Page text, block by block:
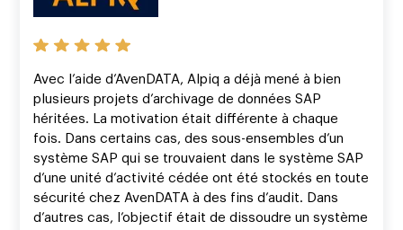
Avec l’aide d’AvenDATA, Alpiq a déjà mené à bien
plusieurs projets d’archivage de données SAP
héritées. La motivation était différente à chaque
fois. Dans certains cas, des sous-ensembles d’un
système SAP qui se trouvaient dans le système SAP
d’une unité d’activité cédée ont été stockés en toute
sécurité chez AvenDATA à des fins d’audit. Dans
d’autres cas, l’objectif était de dissoudre un système